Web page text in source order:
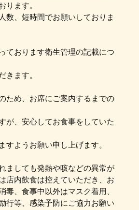
ります。
数、短時間でお願いしておりま
ております衛生管理の記載につ
きます。
め、お席にご案内するまでの
が、安心してお食事をしていた
すようお願い申し上げます。
ましても発熱や咳などの異常が
店内飲食は控えていただき、お
毒、食事中以外はマスク着用、
行等、感染予防にご協力お願い